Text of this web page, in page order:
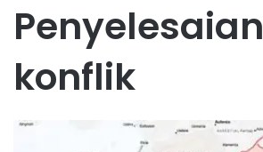
Penyelesaian
konflik